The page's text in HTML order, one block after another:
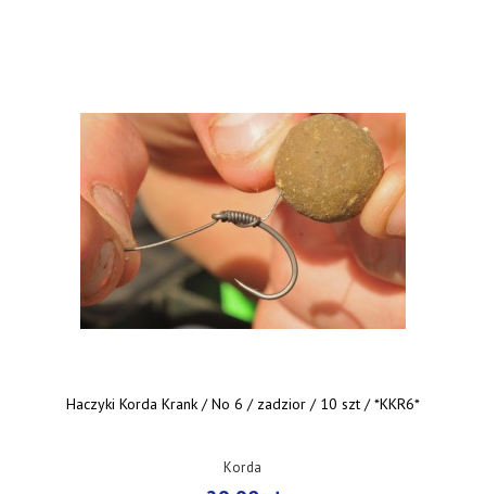
Haczyki Korda Krank / No 6 / zadzior / 10 szt / *KKR6*
Korda